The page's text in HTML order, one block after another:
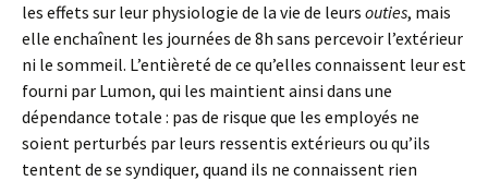
les effets sur leur physiologie de la vie de leurs outies, mais
elle enchaînent les journées de 8h sans percevoir l’extérieur
ni le sommeil. L’entièreté de ce qu’elles connaissent leur est
fourni par Lumon, qui les maintient ainsi dans une
dépendance totale : pas de risque que les employés ne
soient perturbés par leurs ressentis extérieurs ou qu’ils
tentent de se syndiquer, quand ils ne connaissent rien